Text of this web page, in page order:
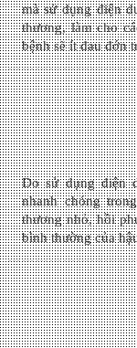
mà sử dụng điện
thương, làm cho
bệnh sẽ ít đau đớn
Do sử dụng điện
nhanh chóng
thương nhỏ, hồi
bình thường của